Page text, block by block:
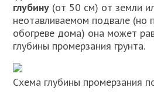
глубину (от 50 см) от земли
неотавливаемом подвале (но
обогреве дома) она может
глубины промерзания грунта.
Схема глубины промерзания